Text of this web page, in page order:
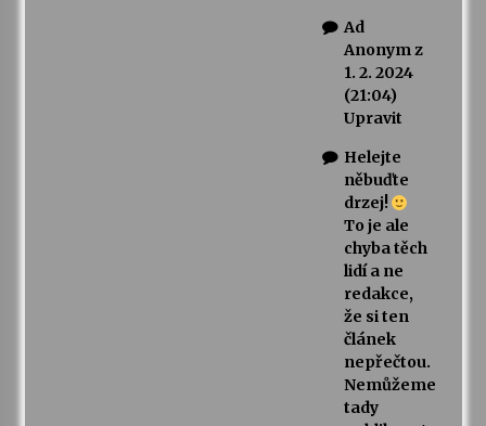
Ad
Anonym z
1. 2. 2024
(21:04)
Upravit
Helejte
něbuďte
drzej!
To je ale
chyba těch
lidí a ne
redakce,
že si ten
článek
nepřečtou.
Nemůžeme
tady